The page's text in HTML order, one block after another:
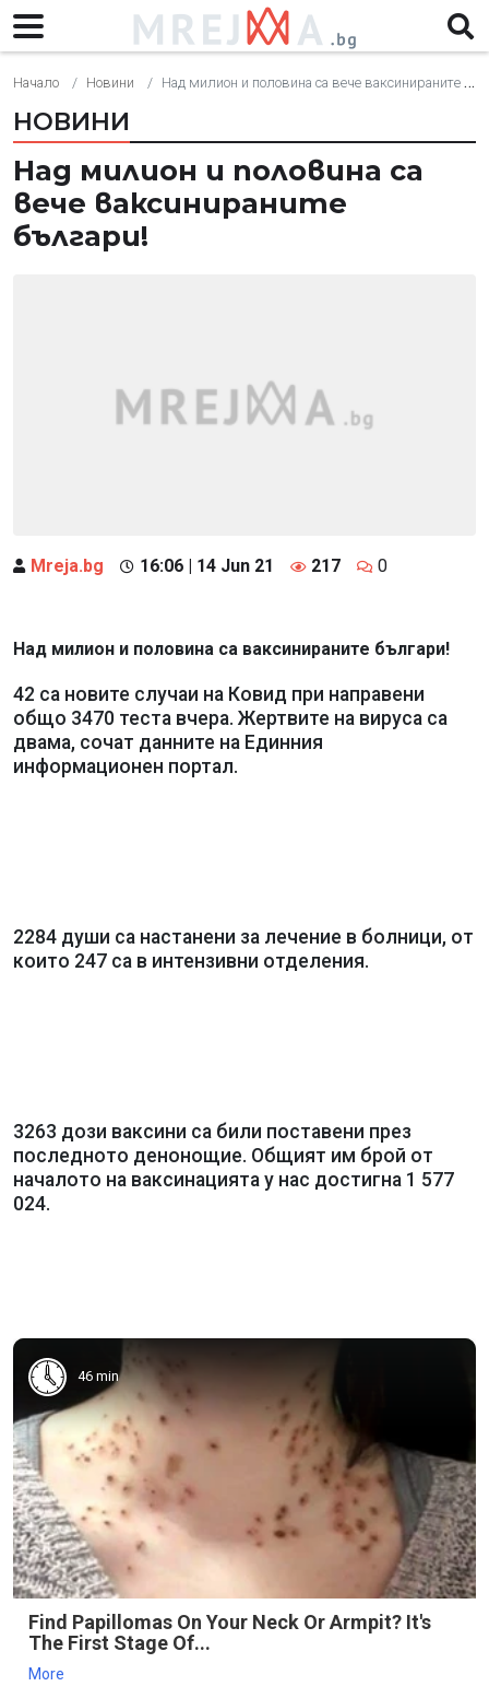
Начало Новини Над милион и половина са вече ваксинираните българи!
НОВИНИ
Над милион и половина са
вече ваксинираните
българи!
Mreja.bg 16:06 | 14 Jun 21 217 0
Над милион и половина са ваксинираните българи!
42 са новите случаи на Ковид при направени
общо 3470 теста вчера. Жертвите на вируса са
двама, сочат данните на Единния
информационен портал.
2284 души са настанени за лечение в болници, от
които 247 са в интензивни отделения.
3263 дози ваксини са били поставени през
последното денонощие. Общият им брой от
началото на ваксинацията у нас достигна 1 577
024.
46 min
Find Papillomas On Your Neck Or Armpit? It's
The First Stage Of...
More